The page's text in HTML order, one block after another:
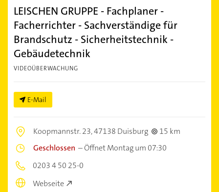
LEISCHEN GRUPPE - Fachplaner -
Facherrichter - Sachverständige für
Brandschutz - Sicherheitstechnik -
Gebäudetechnik
VIDEOÜBERWACHUNG
E-Mail
Koopmannstr. 23,47138 Duisburg
15 km
Geschlossen –Öffnet Montag um 07:30
0203 4 50 25-0
Webseite